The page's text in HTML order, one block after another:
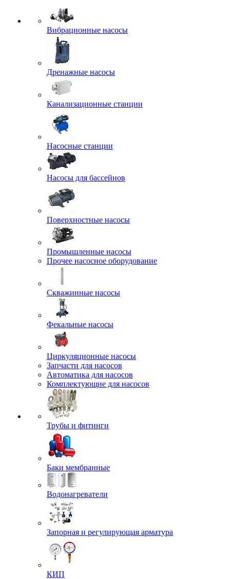
Вибрационные насосы
Дренажные насосы
Канализационные станции
Насосные станции
Насосы для бассейнов
Поверхностные насосы
Промышленные насосы
Прочее насосное оборудование
Скважинные насосы
Фекальные насосы
Циркуляционные насосы
Запчасти для насосов
Автоматика для насосов
Комплектующие для насосов
Трубы и фитинги
Баки мембранные
Водонагреватели
Запорная и регулирующая арматура
КИП